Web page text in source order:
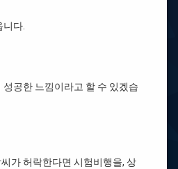
니다.
공한 느낌이라고 할 수 있겠습
가 허락한다면 시험비행을, 상